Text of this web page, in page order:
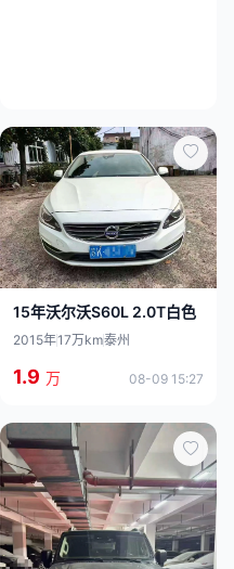
15年沃尔沃S60L 2.0T白色
2015年17万km泰州
1.9 万 08-09 15:27